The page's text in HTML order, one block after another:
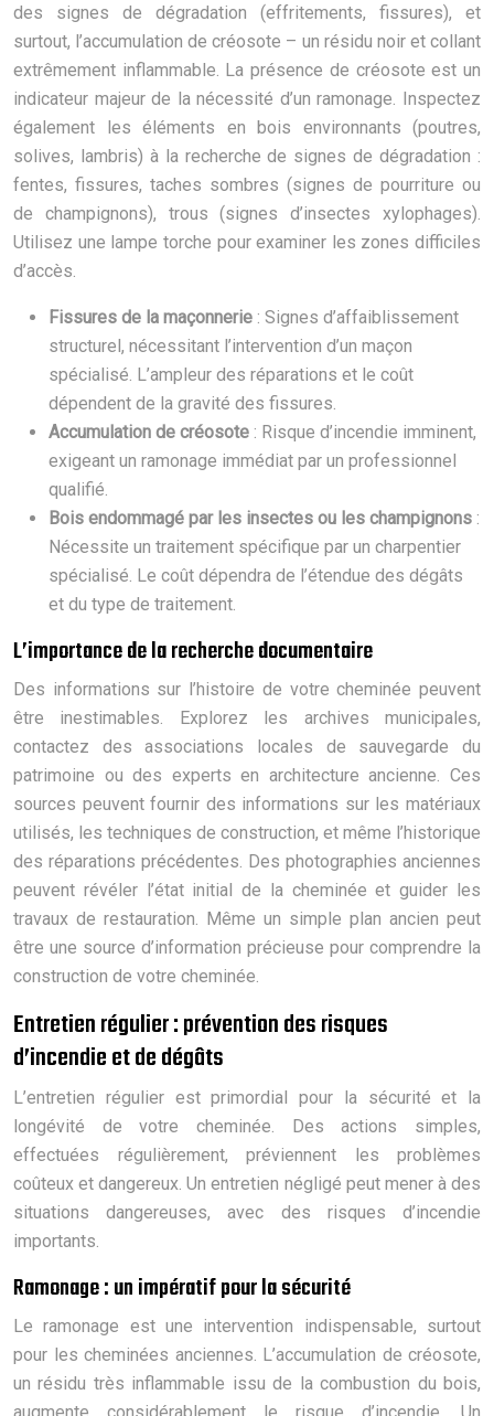
des signes de dégradation (effritements, fissures), et
surtout, l’accumulation de créosote – un résidu noir et collant
extrêmement inflammable. La présence de créosote est un
indicateur majeur de la nécessité d’un ramonage. Inspectez
également les éléments en bois environnants (poutres,
solives, lambris) à la recherche de signes de dégradation :
fentes, fissures, taches sombres (signes de pourriture ou
de champignons), trous (signes d’insectes xylophages).
Utilisez une lampe torche pour examiner les zones difficiles
d’accès.
Fissures de la maçonnerie : Signes d’affaiblissement
structurel, nécessitant l’intervention d’un maçon
spécialisé. L’ampleur des réparations et le coût
dépendent de la gravité des fissures.
Accumulation de créosote : Risque d’incendie imminent,
exigeant un ramonage immédiat par un professionnel
qualifié.
Bois endommagé par les insectes ou les champignons :
Nécessite un traitement spécifique par un charpentier
spécialisé. Le coût dépendra de l’étendue des dégâts
et du type de traitement.
L’importance de la recherche documentaire
Des informations sur l’histoire de votre cheminée peuvent
être inestimables. Explorez les archives municipales,
contactez des associations locales de sauvegarde du
patrimoine ou des experts en architecture ancienne. Ces
sources peuvent fournir des informations sur les matériaux
utilisés, les techniques de construction, et même l’historique
des réparations précédentes. Des photographies anciennes
peuvent révéler l’état initial de la cheminée et guider les
travaux de restauration. Même un simple plan ancien peut
être une source d’information précieuse pour comprendre la
construction de votre cheminée.
Entretien régulier : prévention des risques
d’incendie et de dégâts
L’entretien régulier est primordial pour la sécurité et la
longévité de votre cheminée. Des actions simples,
effectuées régulièrement, préviennent les problèmes
coûteux et dangereux. Un entretien négligé peut mener à des
situations dangereuses, avec des risques d’incendie
importants.
Ramonage : un impératif pour la sécurité
Le ramonage est une intervention indispensable, surtout
pour les cheminées anciennes. L’accumulation de créosote,
un résidu très inflammable issu de la combustion du bois,
augmente considérablement le risque d’incendie. Un